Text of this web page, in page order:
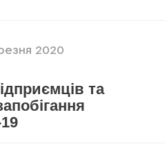
2020
та